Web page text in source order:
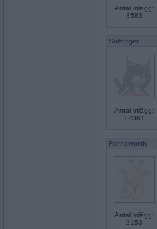
Antal inlägg:
3583
Sotfinger
Antal inlägg:
22361
Farnsworth
Antal inlägg:
2153